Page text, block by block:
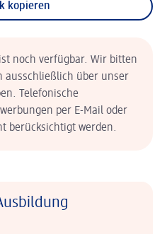
kopieren
noch verfügbar. Wir bitten
ausschließlich über unser
Telefonische
per E-Mail oder
berücksichtigt werden.